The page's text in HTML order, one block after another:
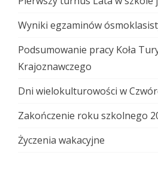
Wyniki egzaminów
Podsumowanie pracy Koła
Krajoznawczego
Dni wielokulturowości w
Zakończenie roku szkolnego
Życzenia wakacyjne